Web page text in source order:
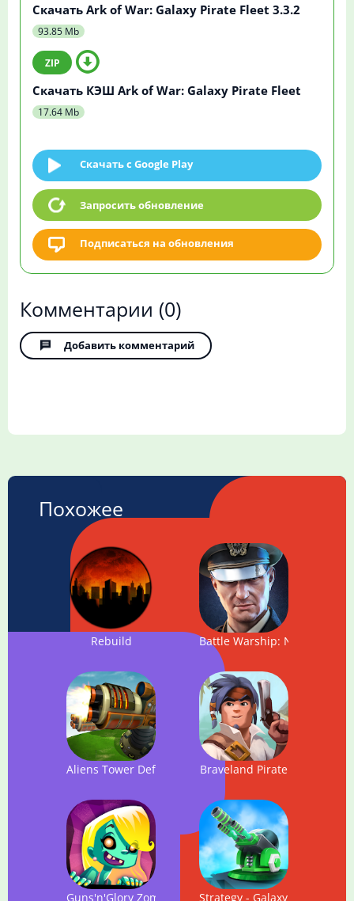
Скачать Ark of War: Galaxy Pirate Fleet 3.3.2
93.85 Mb
Скачать КЭШ Ark of War: Galaxy Pirate Fleet
17.64 Mb
Скачать c Google Play
Запросить обновление
Подписаться на обновления
Комментарии (0)
Добавить комментарий
Похожее
Rebuild Battle Warship: Naval Empire
Aliens Tower Defense: Infinity War TD (2018)
Braveland Pirate
Guns'n'Glory Zombies PremiumStrategy - Galaxy glow